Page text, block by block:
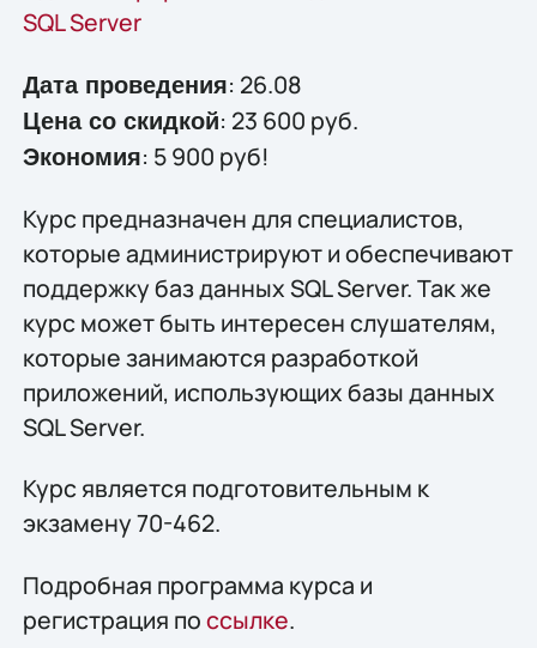
SQL Server
Дата проведения: 26.08
Цена со скидкой: 23 600 руб.
Экономия: 5 900 руб!
Курс предназначен для специалистов,
которые администрируют и обеспечивают
поддержку баз данных SQL Server. Так же
курс может быть интересен слушателям,
которые занимаются разработкой
приложений, использующих базы данных
SQL Server.
Курс является подготовительным к
экзамену 70-462.
Подробная программа курса и
регистрация поссылке.